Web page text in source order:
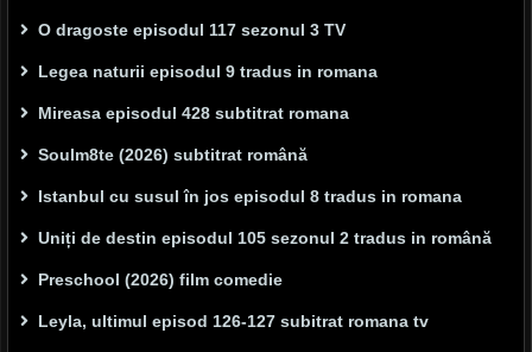
O dragoste episodul 117 sezonul 3 TV
Legea naturii episodul 9 tradus in romana
Mireasa episodul 428 subtitrat romana
Soulm8te (2026) subtitrat română
Istanbul cu susul în jos episodul 8 tradus in romana
Uniți de destin episodul 105 sezonul 2 tradus in română
Preschool (2026) film comedie
Leyla, ultimul episod 126-127 subitrat romana tv